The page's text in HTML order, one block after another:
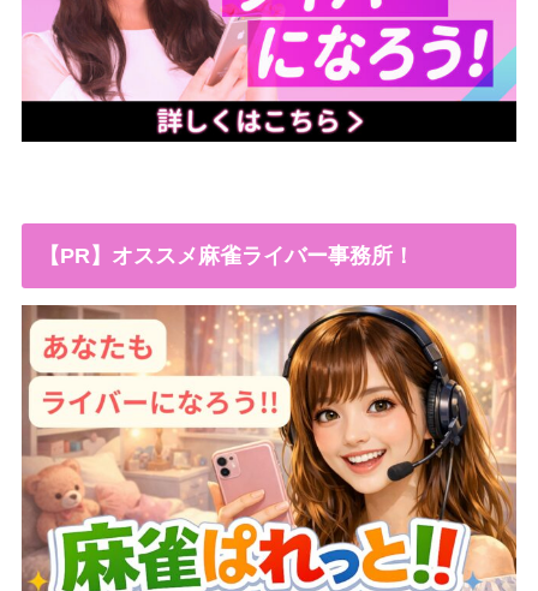
【PR】オススメ麻雀ライバー事務所！